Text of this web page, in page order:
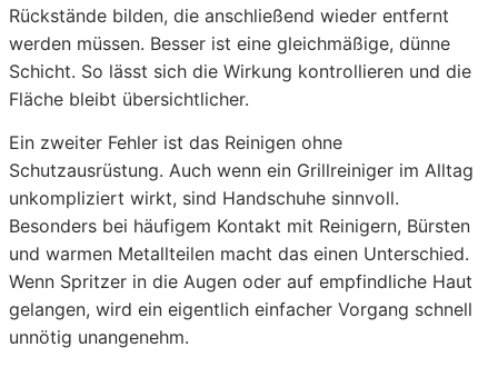
Rückstände bilden, die anschließend wieder entfernt
werden müssen. Besser ist eine gleichmäßige, dünne
Schicht. So lässt sich die Wirkung kontrollieren und die
Fläche bleibt übersichtlicher.
Ein zweiter Fehler ist das Reinigen ohne
Schutzausrüstung. Auch wenn ein Grillreiniger im Alltag
unkompliziert wirkt, sind Handschuhe sinnvoll.
Besonders bei häufigem Kontakt mit Reinigern, Bürsten
und warmen Metallteilen macht das einen Unterschied.
Wenn Spritzer in die Augen oder auf empfindliche Haut
gelangen, wird ein eigentlich einfacher Vorgang schnell
unnötig unangenehm.